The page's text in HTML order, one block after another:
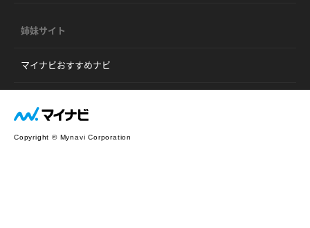
姉妹サイト
マイナビおすすめナビ
Copyright © Mynavi Corporation